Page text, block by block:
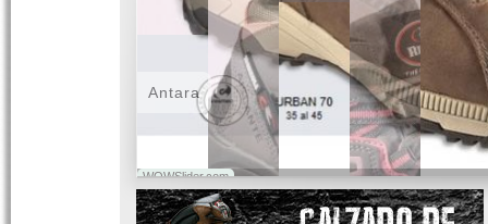
WOWSlider.com
Antara